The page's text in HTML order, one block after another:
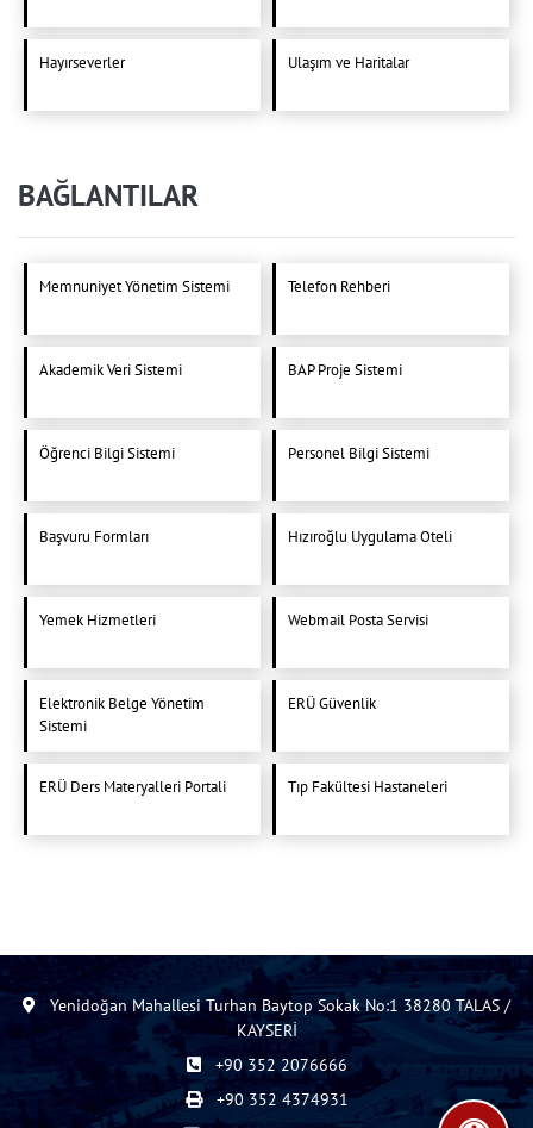
Hayırseverler Ulaşım ve Haritalar
BAĞLANTILAR
Memnuniyet Yönetim Sistemi Telefon Rehberi
Akademik Veri Sistemi BAP Proje Sistemi
Öğrenci Bilgi Sistemi Personel Bilgi Sistemi
Başvuru Formları Hızıroğlu Uygulama Oteli
Yemek Hizmetleri Webmail Posta Servisi
Elektronik Belge Yönetim
Sistemi
ERÜ Güvenlik
ERÜ Ders Materyalleri Portali Tıp Fakültesi Hastaneleri
Yenidoğan Mahallesi Turhan Baytop Sokak No:1 38280 TALAS /
KAYSERİ
+90 352 2076666
+90 352 4374931